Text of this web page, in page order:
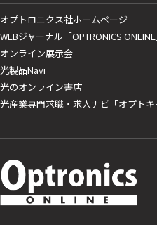
オプトロニクス社ホームページ
WEBジャーナル「OPTRONICS ONLINE
オンライン展示会
光製品Navi
光のオンライン書店
光産業専門求職・求人ナビ「オプトキ